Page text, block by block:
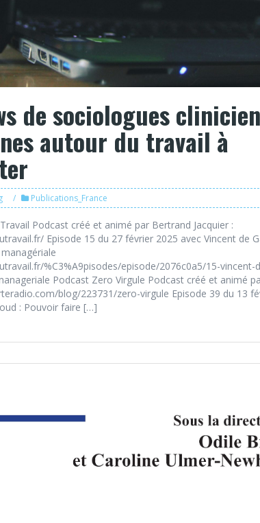
de sociologues
autour du travail à
Publications_France
Podcast créé et animé par Bertrand Jacquier :
Episode 15 du 27 février 2025 avec Vincent de
%C3%A9pisodes/episode/2076c0a5/15-vincent-
Podcast Zero Virgule Podcast créé et animé
blog/223731/zero-virgule Episode 39 du 13
: Pouvoir faire […]